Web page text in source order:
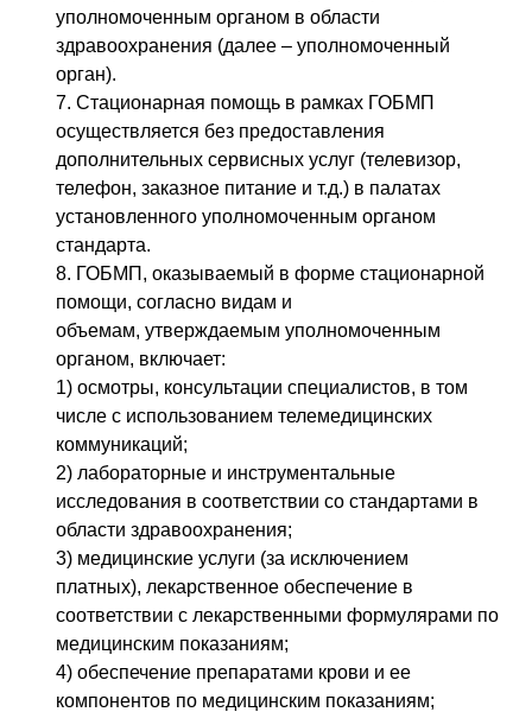
уполномоченным органом в области
здравоохранения (далее – уполномоченный
орган).
7. Стационарная помощь в рамках ГОБМП
осуществляется без предоставления
дополнительных сервисных услуг (телевизор,
телефон, заказное питание и т.д.) в палатах
установленного уполномоченным органом
стандарта.
8. ГОБМП, оказываемый в форме стационарной
помощи, согласно видам и
объемам, утверждаемым уполномоченным
органом, включает:
1) осмотры, консультации специалистов, в том
числе с использованием телемедицинских
коммуникаций;
2) лабораторные и инструментальные
исследования в соответствии со стандартами в
области здравоохранения;
3) медицинские услуги (за исключением
платных), лекарственное обеспечение в
соответствии с лекарственными формулярами по
медицинским показаниям;
4) обеспечение препаратами крови и ее
компонентов по медицинским показаниям;